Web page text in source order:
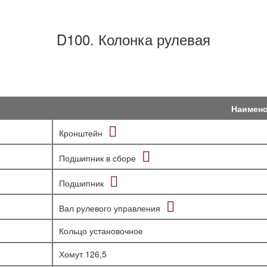
D100. Колонка рулевая
Кронштейн
Подшипник в сборе
Подшипник
Вал рулевого управления
Кольцо установочное
Хомут 126,5